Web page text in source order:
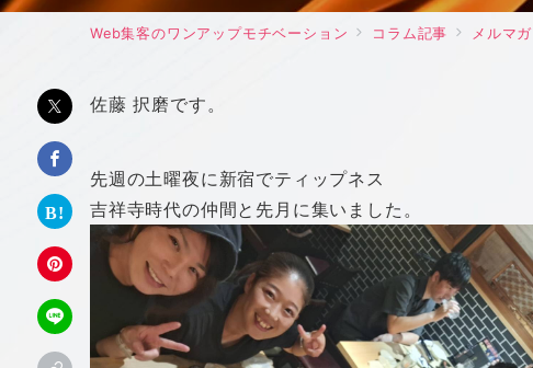
Web集客のワンアップモチベーション コラム記事 メルマガ
佐藤 択磨です。
先週の土曜夜に新宿でティップネス
吉祥寺時代の仲間と先月に集いました。